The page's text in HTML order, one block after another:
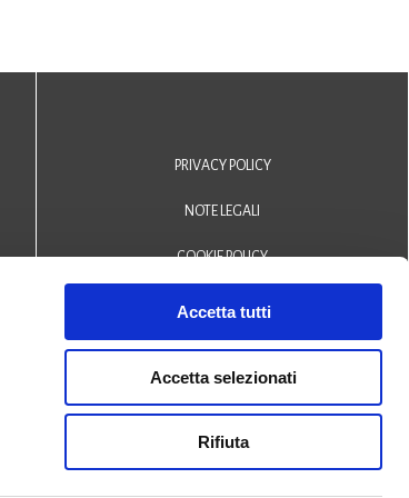
Accetta tutti
Accetta selezionati
Rifiuta
PRIVACY POLICY
NOTE LEGALI
COOKIE POLICY
DICHIARAZIONE DI ACCESSIBILITÀ
© 2024 Biblioteca Comunale
San Biagio Monselice -